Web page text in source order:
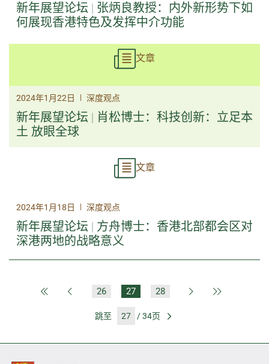
新年展望论坛 | 张炳良教授：内外新形势下如
何展现香港特色及发挥中介功能
文章
2024年1月22日 | 深度观点
新年展望论坛 | 肖松博士：科技创新：立足本
土 放眼全球
文章
2024年1月18日 | 深度观点
新年展望论坛 | 方舟博士：香港北部都会区对
深港两地的战略意义
第一页 上一页26 27 28 下一页
跳至 / 34页